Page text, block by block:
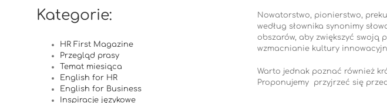
Nowatorstwo, pionierstwo,
według słownika synonimy
obszarów, aby zwiększyć swoją
wzmacnianie kultury
Warto jednak poznać również
Proponujemy przyjrzeć się
Kategorie:
HR First Magazine
Przegląd prasy
Temat miesiąca
English for HR
English for Business
Inspiracje językowe